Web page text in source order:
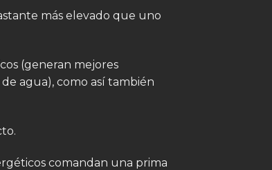
más elevado que uno
(generan mejores
agua), como así también
comandan una prima